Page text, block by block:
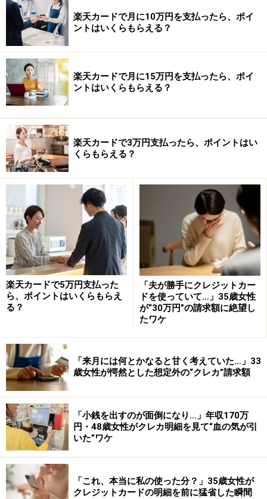
【編集部からのお知らせ】
・「家計」について、アンケート（2026/8/31まで）
中です！
※抽選で20名にAmazonギフト券1000円分プレゼント
※謝礼付きの限定アンケートやモニター企画に参加が可能に
なります
楽天カードで月に10万円を支払ったら、ポイ
ントはいくらもらえる？
楽天カードで月に15万円を支払ったら、ポイ
ントはいくらもらえる？
楽天カードで3万円支払ったら、ポイントはい
くらもらえる？
楽天カードで5万円支払った
ら、ポイントはいくらもらえ
る？
「夫が勝手にクレジットカー
ドを使っていて…」35歳女性
が“30万円”の請求額に絶望し
たワケ
「来月には何とかなると甘く考えていた…」33
歳女性が愕然とした想定外の“クレカ”請求額
「小銭を出すのが面倒になり…」年収170万
円・48歳女性がクレカ明細を見て“血の気が引
いた”ワケ
「これ、本当に私の使った分？」35歳女性が
クレジットカードの明細を前に猛省した瞬間